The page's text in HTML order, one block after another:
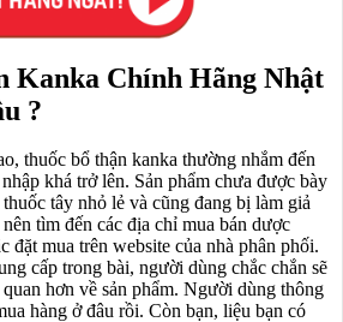
Kanka Chính Hãng Nhật
?
thuốc bổ thận kanka thường nhắm đến
khá trở lên. Sản phẩm chưa được bày
tây nhỏ lẻ và cũng đang bị làm giả
tìm đến các địa chỉ mua bán dược
đặt mua trên website của nhà phân phối.
cấp trong bài, người dùng chắc chắn sẽ
hơn về sản phẩm. Người dùng thông
hàng ở đâu rồi. Còn bạn, liệu bạn có